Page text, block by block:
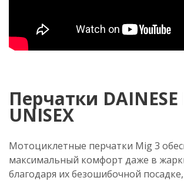
Перчатки DAINESE
UNISEX
Мотоциклетные перчатки Mig 3
максимальный комфорт даже в
благодаря их безошибочной